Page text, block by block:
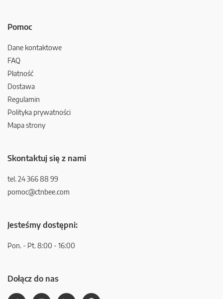
Pomoc
Dane kontaktowe
FAQ
Płatność
Dostawa
Regulamin
Polityka prywatności
Mapa strony
Skontaktuj się z nami
tel. 24 366 88 99
pomoc@ctnbee.com
Jesteśmy dostępni:
Pon. - Pt. 8:00 - 16:00
Dołącz do nas